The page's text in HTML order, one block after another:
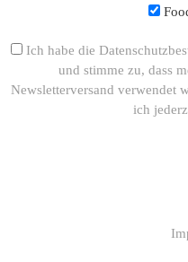
Ich habe die
und stimme zu, dass
Newsletterversand verwendet
ich